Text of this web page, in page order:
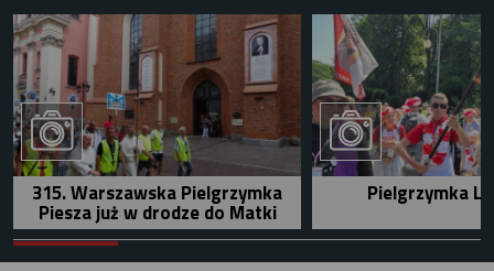
315. Warszawska Pielgrzymka
Piesza już w drodze do Matki
Pielgrzymka